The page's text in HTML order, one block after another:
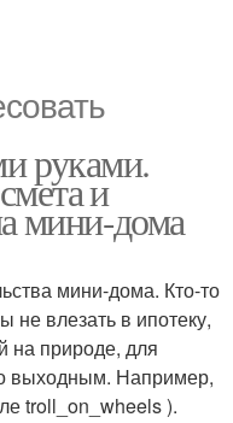
руками.
и
мини-дома
мини-дома. Кто-то
не влезать в ипотеку,
на природе, для
выходным. Например,
troll_on_wheels ).